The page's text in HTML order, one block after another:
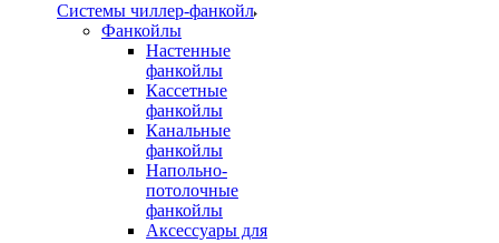
Системы чиллер-фанкойл
Фанкойлы
Настенные
фанкойлы
Кассетные
фанкойлы
Канальные
фанкойлы
Напольно-
потолочные
фанкойлы
Аксессуары для